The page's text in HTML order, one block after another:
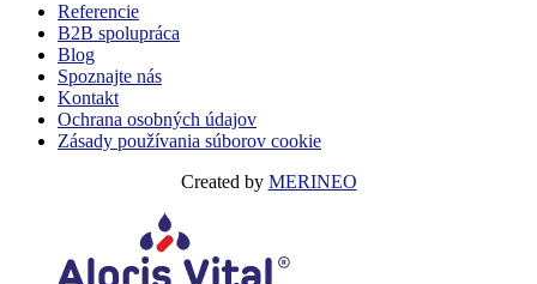
Referencie
B2B spolupráca
Blog
Spoznajte nás
Kontakt
Ochrana osobných údajov
Zásady používania súborov cookie
Created by MERINEO